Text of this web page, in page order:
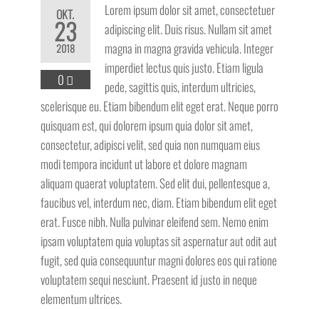
OKT.
23
2018
0
Lorem ipsum dolor sit amet, consectetuer
adipiscing elit. Duis risus. Nullam sit amet
magna in magna gravida vehicula. Integer
imperdiet lectus quis justo. Etiam ligula
pede, sagittis quis, interdum ultricies,
scelerisque eu. Etiam bibendum elit eget erat. Neque porro
quisquam est, qui dolorem ipsum quia dolor sit amet,
consectetur, adipisci velit, sed quia non numquam eius
modi tempora incidunt ut labore et dolore magnam
aliquam quaerat voluptatem. Sed elit dui, pellentesque a,
faucibus vel, interdum nec, diam. Etiam bibendum elit eget
erat. Fusce nibh. Nulla pulvinar eleifend sem. Nemo enim
ipsam voluptatem quia voluptas sit aspernatur aut odit aut
fugit, sed quia consequuntur magni dolores eos qui ratione
voluptatem sequi nesciunt. Praesent id justo in neque
elementum ultrices.